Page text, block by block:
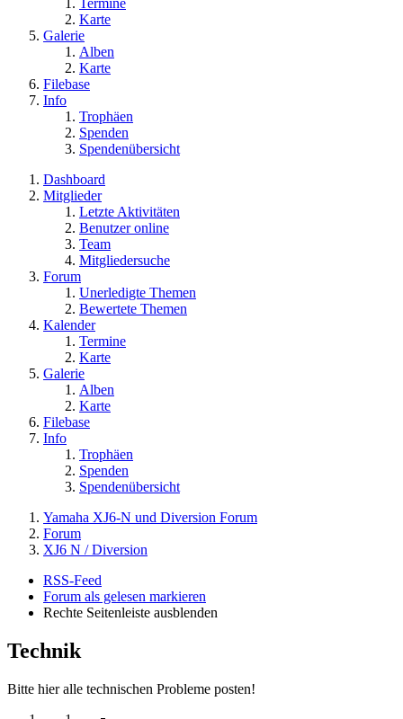
Karte
Galerie
Alben
Karte
Filebase
Info
Trophäen
Spenden
Spendenübersicht
Dashboard
Mitglieder
Letzte Aktivitäten
Benutzer online
Team
Mitgliedersuche
Forum
Unerledigte Themen
Bewertete Themen
Kalender
Termine
Karte
Galerie
Alben
Karte
Filebase
Info
Trophäen
Spenden
Spendenübersicht
Yamaha XJ6-N und Diversion Forum
Forum
XJ6 N / Diversion
RSS-Feed
Forum als gelesen markieren
Rechte Seitenleiste ausblenden
Technik
Bitte hier alle technischen Probleme posten!